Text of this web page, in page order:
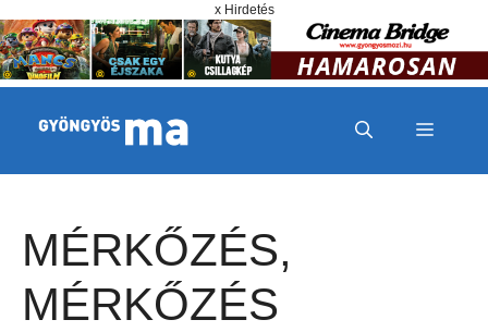
x Hirdetés
MENÜ
MÉRKŐZÉS,
MÉRKŐZÉS